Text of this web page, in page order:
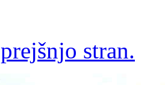
prejšnjo stran.